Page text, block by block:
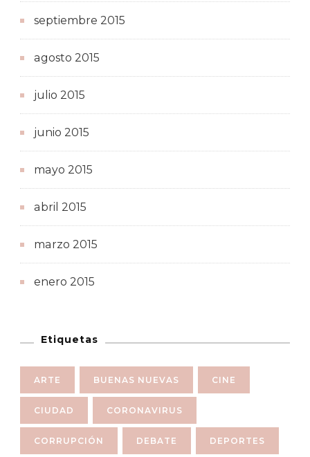
septiembre 2015
agosto 2015
julio 2015
junio 2015
mayo 2015
abril 2015
marzo 2015
enero 2015
Etiquetas
ARTE BUENAS NUEVAS CINE
CIUDAD CORONAVIRUS
CORRUPCIÓN DEBATE DEPORTES